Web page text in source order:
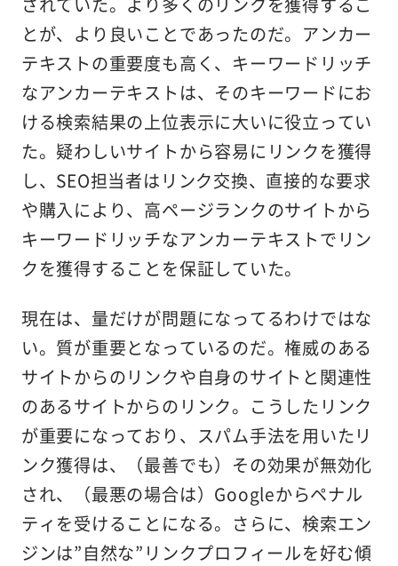
とが、より良いことであったのだ。アンカー
テキストの重要度も高く、キーワードリッチ
なアンカーテキストは、そのキーワードにお
ける検索結果の上位表示に大いに役立ってい
た。疑わしいサイトから容易にリンクを獲得
し、SEO担当者はリンク交換、直接的な要求
や購入により、高ページランクのサイトから
キーワードリッチなアンカーテキストでリン
クを獲得することを保証していた。
現在は、量だけが問題になってるわけではな
い。質が重要となっているのだ。権威のある
サイトからのリンクや自身のサイトと関連性
のあるサイトからのリンク。こうしたリンク
が重要になっており、スパム手法を用いたリ
ンク獲得は、（最善でも）その効果が無効化
され、（最悪の場合は）Googleからペナル
ティを受けることになる。さらに、検索エン
ジンは”自然な”リンクプロフィールを好む傾